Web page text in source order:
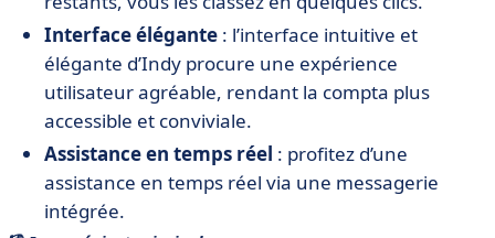
Interface élégante : l’interface intuitive et
élégante d’Indy procure une expérience
utilisateur agréable, rendant la compta plus
accessible et conviviale.
Assistance en temps réel : profitez d’une
assistance en temps réel via une messagerie
intégrée.